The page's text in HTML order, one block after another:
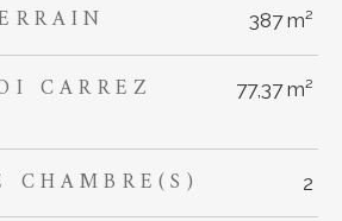
387 m²
CARREZ 77,37 m²
CHAMBRE(S) 2